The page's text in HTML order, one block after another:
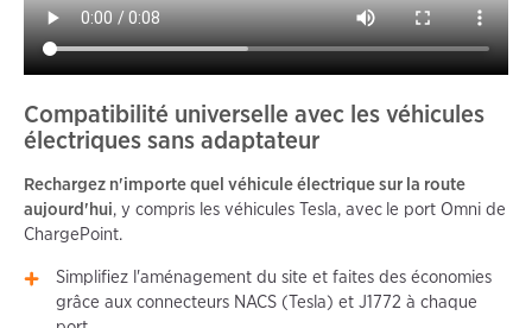
Compatibilité universelle avec les véhicules
électriques sans adaptateur
Rechargez n'importe quel véhicule électrique sur la route
aujourd'hui, y compris les véhicules Tesla, avec le port Omni de
ChargePoint.
Simplifiez l'aménagement du site et faites des économies
grâce aux connecteurs NACS (Tesla) et J1772 à chaque